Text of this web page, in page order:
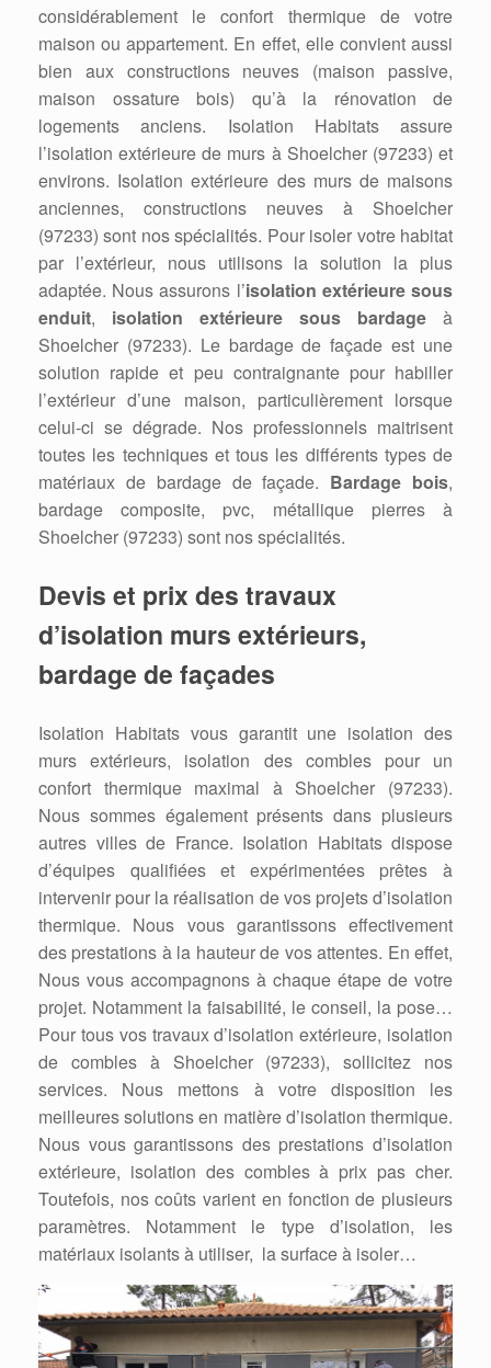
considérablement le confort thermique de votre
maison ou appartement. En effet, elle convient aussi
bien aux constructions neuves (maison passive,
maison ossature bois) qu’à la rénovation de
logements anciens. Isolation Habitats assure
l’isolation extérieure de murs à Shoelcher (97233) et
environs. Isolation extérieure des murs de maisons
anciennes, constructions neuves à Shoelcher
(97233) sont nos spécialités. Pour isoler votre habitat
par l’extérieur, nous utilisons la solution la plus
adaptée. Nous assurons l’isolation extérieure sous
enduit, isolation extérieure sous bardage à
Shoelcher (97233). Le bardage de façade est une
solution rapide et peu contraignante pour habiller
l’extérieur d’une maison, particulièrement lorsque
celui-ci se dégrade. Nos professionnels maitrisent
toutes les techniques et tous les différents types de
matériaux de bardage de façade. Bardage bois,
bardage composite, pvc, métallique pierres à
Shoelcher (97233) sont nos spécialités.
Devis et prix des travaux
d’isolation murs extérieurs,
bardage de façades
Isolation Habitats vous garantit une isolation des
murs extérieurs, isolation des combles pour un
confort thermique maximal à Shoelcher (97233).
Nous sommes également présents dans plusieurs
autres villes de France. Isolation Habitats dispose
d’équipes qualifiées et expérimentées prêtes à
intervenir pour la réalisation de vos projets d’isolation
thermique. Nous vous garantissons effectivement
des prestations à la hauteur de vos attentes. En effet,
Nous vous accompagnons à chaque étape de votre
projet. Notamment la faisabilité, le conseil, la pose…
Pour tous vos travaux d’isolation extérieure, isolation
de combles à Shoelcher (97233), sollicitez nos
services. Nous mettons à votre disposition les
meilleures solutions en matière d’isolation thermique.
Nous vous garantissons des prestations d’isolation
extérieure, isolation des combles à prix pas cher.
Toutefois, nos coûts varient en fonction de plusieurs
paramètres. Notamment le type d’isolation, les
matériaux isolants à utiliser, la surface à isoler…